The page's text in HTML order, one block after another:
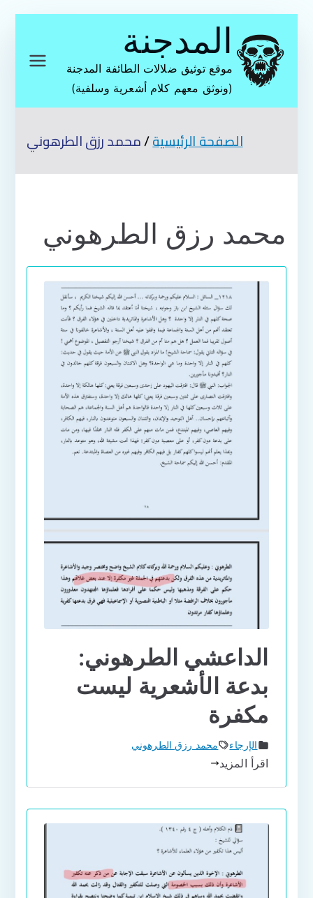
المحتوى
المدجنة
موقع توثيق ضلالات الطائفة المدجنة
(ونوثق معهم كلام أشعرية وسلفية)
الصفحة الرئيسية محمد رزق الطرهوني
محمد رزق الطرهوني
الداعشي الطرهوني:
بدعة الأشعرية ليست
مكفرة
الإرجاء محمد رزق الطرهوني
اقرأ المزيد